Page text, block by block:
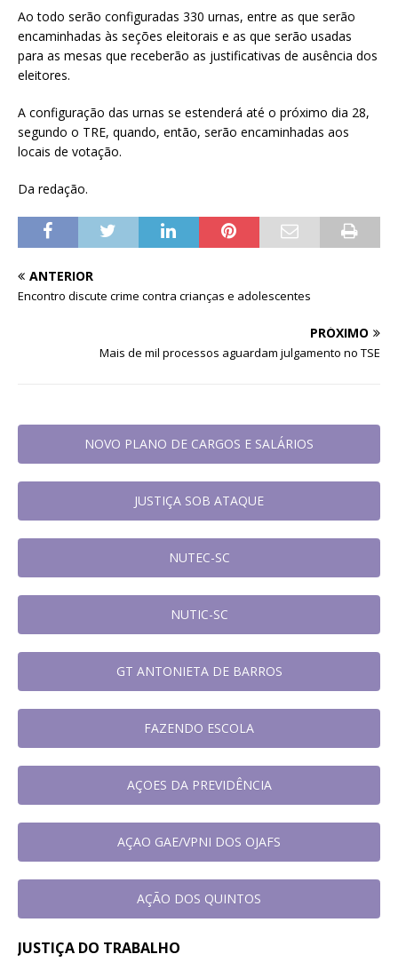
Ao todo serão configuradas 330 urnas, entre as que serão
encaminhadas às seções eleitorais e as que serão usadas
para as mesas que receberão as justificativas de ausência dos
eleitores.
A configuração das urnas se estenderá até o próximo dia 28,
segundo o TRE, quando, então, serão encaminhadas aos
locais de votação.
Da redação.
ANTERIOR
Encontro discute crime contra crianças e adolescentes
PRÓXIMO
Mais de mil processos aguardam julgamento no TSE
NOVO PLANO DE CARGOS E SALÁRIOS
JUSTIÇA SOB ATAQUE
NUTEC-SC
NUTIC-SC
GT ANTONIETA DE BARROS
FAZENDO ESCOLA
AÇOES DA PREVIDÊNCIA
AÇAO GAE/VPNI DOS OJAFS
AÇÃO DOS QUINTOS
JUSTIÇA DO TRABALHO